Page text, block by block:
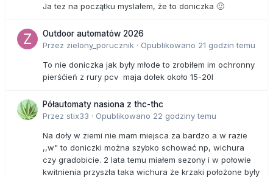
Ja tez na początku myslałem, że to doniczka 🙂
Outdoor automatów 2026
Przez zielony_porucznik · Opublikowano 21 godzin temu
To nie doniczka jak były młode to zrobiłem im ochronny
pierśćień z rury pcv maja dołek około 15-20l
Półautomaty nasiona z thc-thc
Przez stix33 · Opublikowano 22 godziny temu
Na doły w ziemi nie mam miejsca za bardzo a w razie
,,w" to doniczki można szybko schować np, wichura
czy gradobicie. 2 lata temu miałem sezony i w połowie
kwitnienia przyszła taka wichura że krzaki położone były